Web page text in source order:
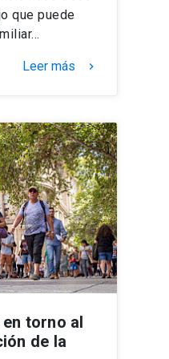
que puede
Leer más keyboard_arrow_right
torno al
de la